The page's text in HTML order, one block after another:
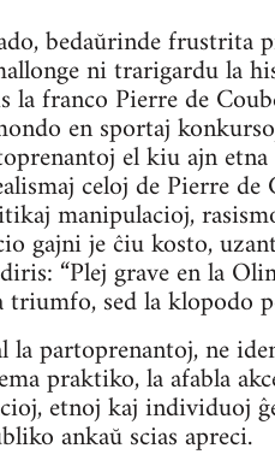
bedaŭrinde frustrita
ni trarigardu la
franco Pierre de
en sportaj
el kiu ajn
celoj de Pierre
manipulacioj,
gajni je ĉiu kosto,
“Plej grave en la
sed la klopodo
partoprenantoj, ne
praktiko, la afabla
etnoj kaj individuoj
ankaŭ scias apreci.